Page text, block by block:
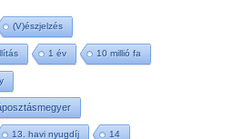
(V)észjelzés
1 év 10 millió fa
13. havi nyugdíj 14